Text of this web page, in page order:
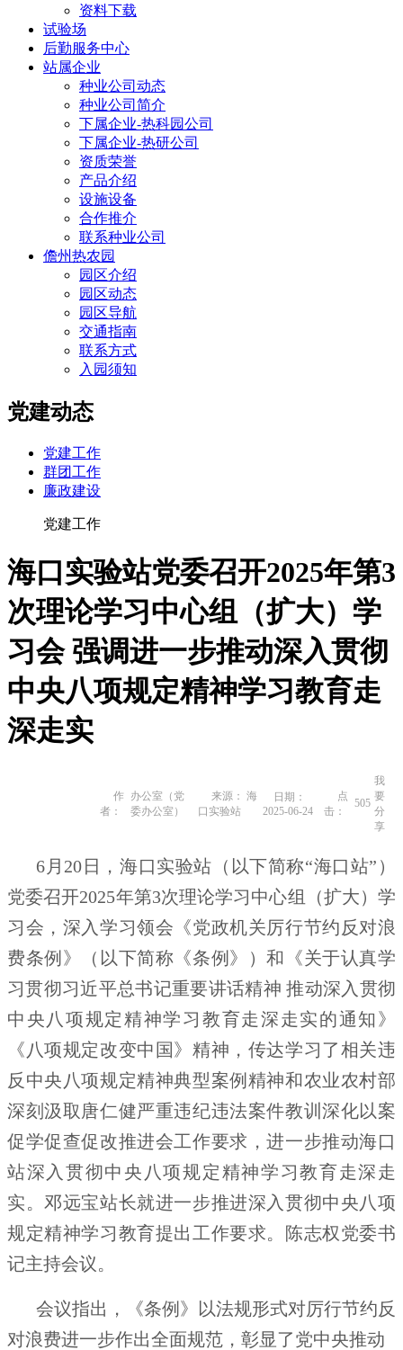
资料下载
试验场
后勤服务中心
站属企业
种业公司动态
种业公司简介
下属企业-热科园公司
下属企业-热研公司
资质荣誉
产品介绍
设施设备
合作推介
联系种业公司
儋州热农园
园区介绍
园区动态
园区导航
交通指南
联系方式
入园须知
党建动态
党建工作
群团工作
廉政建设
党建工作
海口实验站党委召开2025年第3
次理论学习中心组（扩大）学
习会 强调进一步推动深入贯彻
中央八项规定精神学习教育走
深走实
作
者：
办公室（党
委办公室）
来源： 海
口实验站
日期：
2025-06-24
点
击：
505
我
要
分
享
6月20日，海口实验站（以下简称“海口站”）
党委召开2025年第3次理论学习中心组（扩大）学
习会，深入学习领会《党政机关厉行节约反对浪
费条例》（以下简称《条例》）和
《关于认真学
习贯彻习近平总书记重要讲话精神 推动深入贯彻
中央八项规定精神学习教育走深走实的通知》
《八项规定改变中国》 精神，传达学习了相关违
反中央八项规定精神典型案例精神和农业农村部
深刻汲取唐仁健严重违纪违法案件教训深化以案
促学促查促改推进会工作要求 ，进一步推动海口
站深入贯彻中央八项规定精神学习教育走深走
实。邓远宝站长就进一步推进深入贯彻中央八项
规定精神学习教育提出工作要求。陈志权党委书
记主持会议。
会议指出，《条例》以法规形式对厉行节约反
对浪费进一步作出全面规范，彰显了党中央推动